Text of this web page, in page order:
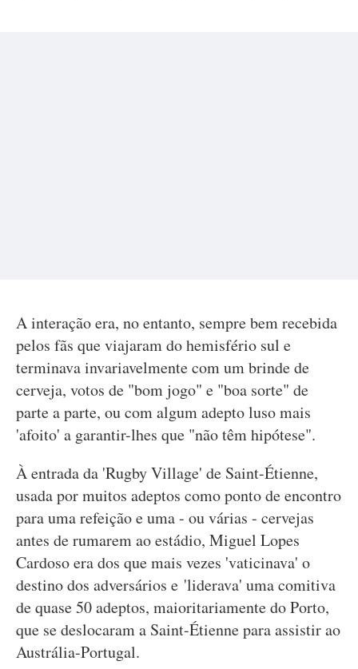
A interação era, no entanto, sempre bem recebida
pelos fãs que viajaram do hemisfério sul e
terminava invariavelmente com um brinde de
cerveja, votos de "bom jogo" e "boa sorte" de
parte a parte, ou com algum adepto luso mais
'afoito' a garantir-lhes que "não têm hipótese".
À entrada da 'Rugby Village' de Saint-Étienne,
usada por muitos adeptos como ponto de encontro
para uma refeição e uma - ou várias - cervejas
antes de rumarem ao estádio, Miguel Lopes
Cardoso era dos que mais vezes 'vaticinava' o
destino dos adversários e 'liderava' uma comitiva
de quase 50 adeptos, maioritariamente do Porto,
que se deslocaram a Saint-Étienne para assistir ao
Austrália-Portugal.